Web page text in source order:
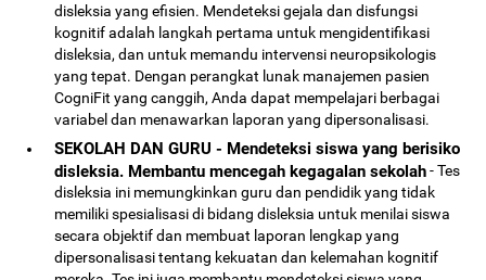
disleksia yang efisien. Mendeteksi gejala dan disfungsi
kognitif adalah langkah pertama untuk mengidentifikasi
disleksia, dan untuk memandu intervensi neuropsikologis
yang tepat. Dengan perangkat lunak manajemen pasien
CogniFit yang canggih, Anda dapat mempelajari berbagai
variabel dan menawarkan laporan yang dipersonalisasi.
SEKOLAH DAN GURU - Mendeteksi siswa yang berisiko
disleksia. Membantu mencegah kegagalan sekolah- Tes
disleksia ini memungkinkan guru dan pendidik yang tidak
memiliki spesialisasi di bidang disleksia untuk menilai siswa
secara objektif dan membuat laporan lengkap yang
dipersonalisasi tentang kekuatan dan kelemahan kognitif